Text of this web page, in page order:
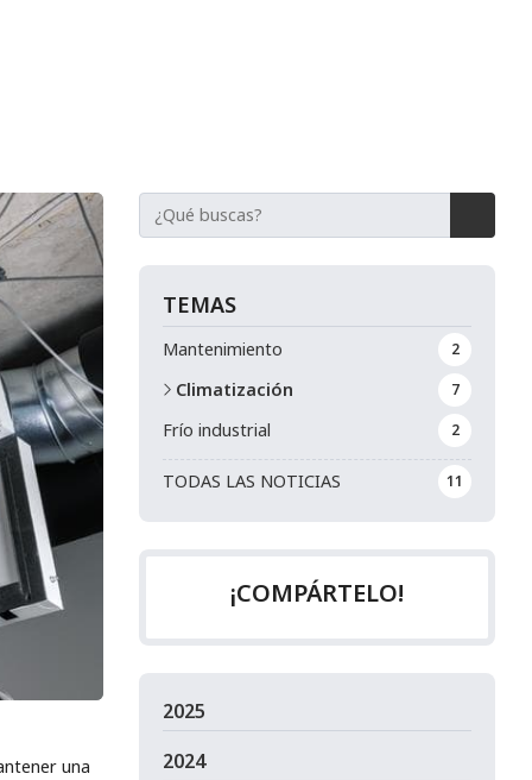
TEMAS
TODAS LAS NOTICIAS 11
Mantenimiento 2
Climatización 7
Frío industrial 2
una
¡COMPÁRTELO!
2025
2024